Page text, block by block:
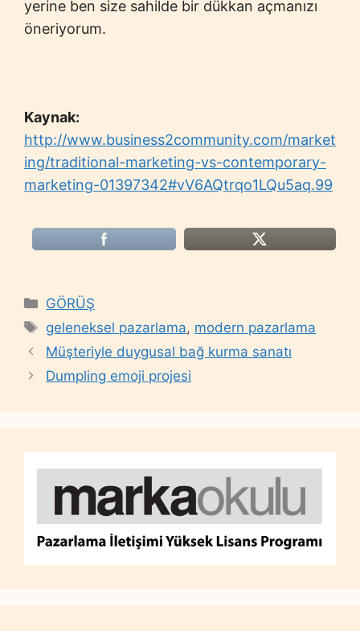
yerine ben size sahilde bir dükkan açmanızı
öneriyorum.
Kaynak:
http://www.business2community.com/market
ing/traditional-marketing-vs-contemporary-
marketing-01397342#vV6AQtrqo1LQu5aq.99
Categories
GÖRÜŞ
Tags
geleneksel pazarlama, modern pazarlama
Müşteriyle duygusal bağ kurma sanatı
Dumpling emoji projesi